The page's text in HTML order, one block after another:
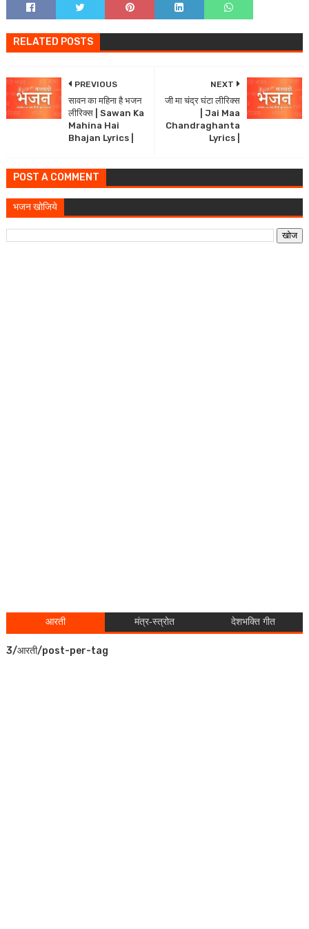
RELATED POSTS
NEXT
जी मा चंद्र घंटा लीरिक्स
| Jai Maa
Chandraghanta
Lyrics |
PREVIOUS
सावन का महिना है भजन
लीरिक्स | Sawan Ka
Mahina Hai
Bhajan Lyrics |
POST A COMMENT
भजन खोजिये
आरती मंत्र-स्त्रोत देशभक्ति गीत
3/आरती/post-per-tag